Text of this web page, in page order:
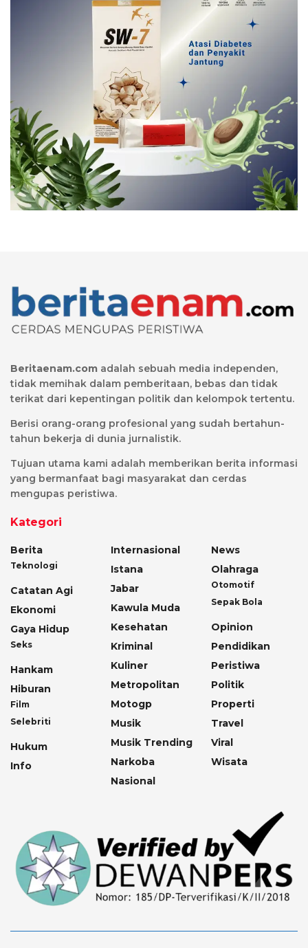
Beritaenam.com adalah sebuah media independen,
tidak memihak dalam pemberitaan, bebas dan tidak
terikat dari kepentingan politik dan kelompok tertentu.
Berisi orang-orang profesional yang sudah bertahun-
tahun bekerja di dunia jurnalistik.
Tujuan utama kami adalah memberikan berita informasi
yang bermanfaat bagi masyarakat dan cerdas
mengupas peristiwa.
Kategori
Berita
Teknologi
Catatan Agi
Ekonomi
Gaya Hidup
Seks
Hankam
Hiburan
Film
Selebriti
Hukum
Info
Internasional
Istana
Jabar
Kawula Muda
Kesehatan
Kriminal
Kuliner
Metropolitan
Motogp
Musik
Musik Trending
Narkoba
Nasional
News
Olahraga
Otomotif
Sepak Bola
Opinion
Pendidikan
Peristiwa
Politik
Properti
Travel
Viral
Wisata